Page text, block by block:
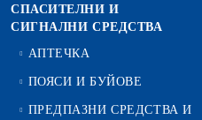
СПАСИТЕЛНИ И
СИГНАЛНИ СРЕДСТВА
АПТЕЧКА
ПОЯСИ И БУЙОВЕ
ПРЕДПАЗНИ СРЕДСТВА И